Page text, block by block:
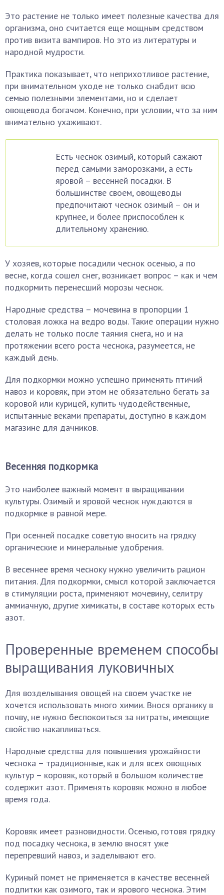
Это растение не только имеет полезные качества для
организма, оно считается еще мощным средством
против визита вампиров. Но это из литературы и
народной мудрости.
Практика показывает, что неприхотливое растение,
при внимательном уходе не только снабдит всю
семью полезными элементами, но и сделает
овощевода богачом. Конечно, при условии, что за ним
внимательно ухаживают.
Есть чеснок озимый, который сажают
перед самыми заморозками, а есть
яровой – весенней посадки. В
большинстве своем, овощеводы
предпочитают чеснок озимый – он и
крупнее, и более приспособлен к
длительному хранению.
У хозяев, которые посадили чеснок осенью, а по
весне, когда сошел снег, возникает вопрос – как и чем
подкормить перенесший морозы чеснок.
Народные средства – мочевина в пропорции 1
столовая ложка на ведро воды. Такие операции нужно
делать не только после таяния снега, но и на
протяжении всего роста чеснока, разумеется, не
каждый день.
Для подкормки можно успешно применять птичий
навоз и коровяк, при этом не обязательно бегать за
коровой или курицей, купить чудодейственные,
испытанные веками препараты, доступно в каждом
магазине для дачников.
Весенняя подкормка
Это наиболее важный момент в выращивании
культуры. Озимый и яровой чеснок нуждаются в
подкормке в равной мере.
При осенней посадке советую вносить на грядку
органические и минеральные удобрения.
В весеннее время чесноку нужно увеличить рацион
питания. Для подкормки, смысл которой заключается
в стимуляции роста, применяют мочевину, селитру
аммиачную, другие химикаты, в составе которых есть
азот.
Проверенные временем способы
выращивания луковичных
Для возделывания овощей на своем участке не
хочется использовать много химии. Внося органику в
почву, не нужно беспокоиться за нитраты, имеющие
свойство накапливаться.
Народные средства для повышения урожайности
чеснока – традиционные, как и для всех овощных
культур – коровяк, который в большом количестве
содержит азот. Применять коровяк можно в любое
время года.
Коровяк имеет разновидности. Осенью, готовя грядку
под посадку чеснока, в землю вносят уже
перепревший навоз, и заделывают его.
Куриный помет не применяется в качестве весенней
подпитки как озимого, так и ярового чеснока. Этим